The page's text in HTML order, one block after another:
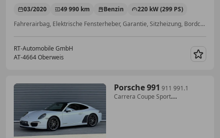
03/2020 49 990 km Benzin
220 kW (299 PS)
Fahrerairbag, Elektrische Fensterheber, Garantie, Sitzheizung, Bordcomputer, Scheckheftgepflegt, Schaltwippen, Elektrische Seitenspiegel
RT-Automobile GmbH
AT-4664 Oberweis
Porsche 991 911 991.1
Carrera Coupe Sport